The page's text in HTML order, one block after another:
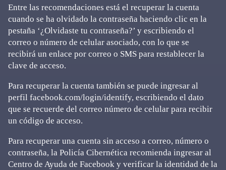
Entre las recomendaciones está el recuperar la cuenta
cuando se ha olvidado la contraseña haciendo clic en la
pestaña ‘¿Olvidaste tu contraseña?’ y escribiendo el
correo o número de celular asociado, con lo que se
recibirá un enlace por correo o SMS para restablecer la
clave de acceso.
Para recuperar la cuenta también se puede ingresar al
perfil facebook.com/login/identify, escribiendo el dato
que se recuerde del correo número de celular para recibir
un código de acceso.
Para recuperar una cuenta sin acceso a correo, número o
contraseña, la Policía Cibernética recomienda ingresar al
Centro de Ayuda de Facebook y verificar la identidad de la